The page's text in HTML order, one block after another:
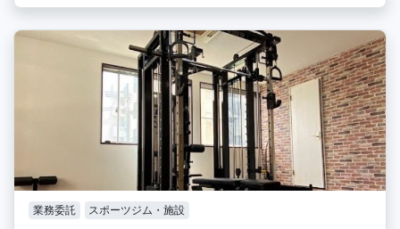
業務委託 スポーツジム・施設